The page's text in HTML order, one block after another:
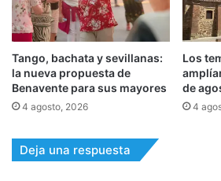
Tango, bachata y sevillanas:
la nueva propuesta de
Benavente para sus mayores
4 agosto, 2026
Los
de
4
Deja una respuesta